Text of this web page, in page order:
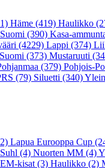
Häme (419) Haulikko
(390) Kasa-
(4229) Lappi (374)
(373) Mustaruuti
(379) Pohjois-
(79) Siluetti (340)
Lapua Eurooppa Cup
Suhl (4) Nuorten MM (4)
EM-kisat (3) Haulikko (2)